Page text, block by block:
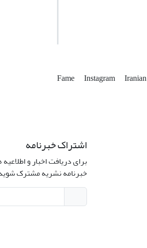
Fame Instagram
اشتراک خبرنامه
برای دریافت اخبار و
خبرنامه نشریه مشترک